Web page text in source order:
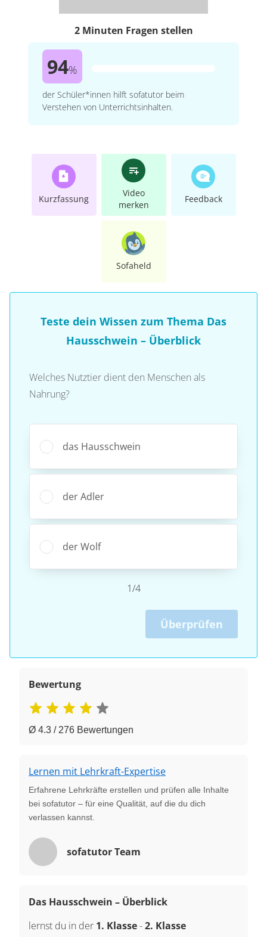
2 Minuten Fragen stellen
94%
der Schüler*innen hilft sofatutor beim
Verstehen von Unterrichtsinhalten.
Kurzfassung
Video
merken
Feedback
Sofaheld
Teste dein Wissen zum Thema Das
Hausschwein – Überblick
Welches Nutztier dient den Menschen als
Nahrung?
das Hausschwein
der Adler
der Wolf
1/4
Überprüfen
Bewertung
Ø 4.3 / 276 Bewertungen
Lernen mit Lehrkraft-Expertise
Erfahrene Lehrkräfte erstellen und prüfen alle Inhalte
bei sofatutor – für eine Qualität, auf die du dich
verlassen kannst.
sofatutor Team
Das Hausschwein – Überblick
lernst du in der 1. Klasse-2. Klasse